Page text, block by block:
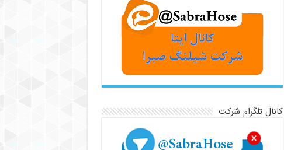
کانال تلگرام شرکت